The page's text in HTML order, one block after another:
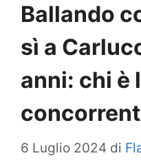
Ballando
sì a
anni: chi è
6 Luglio 2024 di